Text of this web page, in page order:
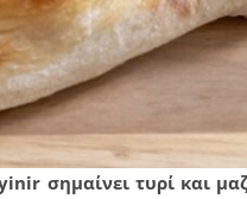
σημαίνει τυρί και